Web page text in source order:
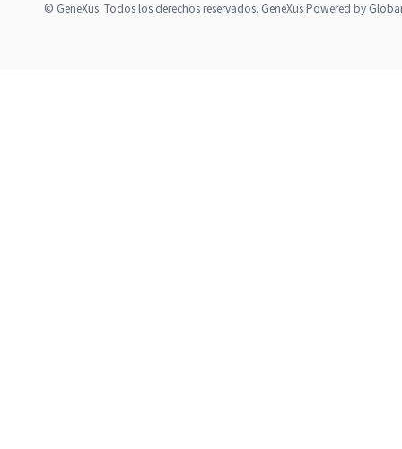
© GeneXus. Todos los derechos reservados. GeneXus Powered by